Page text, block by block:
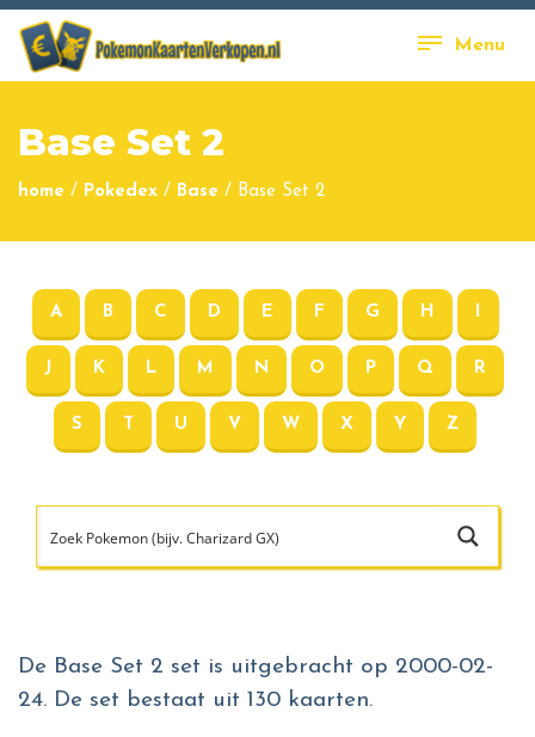
Menu
Base Set 2
home / Pokedex / Base / Base Set 2
A B C D E F G H I
J K L M N O P Q R
S T U V W X Y Z
De Base Set 2 set is uitgebracht op 2000-02-
24. De set bestaat uit 130 kaarten.